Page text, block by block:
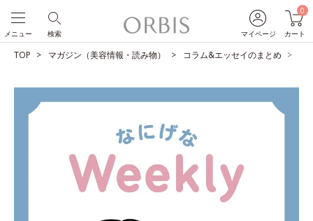
マイページ
0
カート
検索
メニュー
TOP マガジン（美容情報・読み物） コラム&エッセイのまとめ